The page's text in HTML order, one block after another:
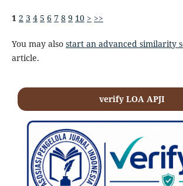
1 2 3 4 5 6 7 8 9 10 > >>
You may also start an advanced similarity
article.
verify LOA APJI